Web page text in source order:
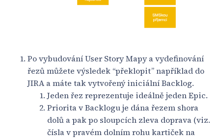
Po vybudování User Story Mapy a vydefinování
řezů můžete výsledek “překlopit” například do
JIRA a máte tak vytvořený iniciální Backlog.
Jeden řez reprezentuje ideálně jeden Epic.
Priorita v Backlogu je dána řezem shora
dolů a pak po sloupcích zleva doprava (viz.
čísla v pravém dolním rohu kartiček na